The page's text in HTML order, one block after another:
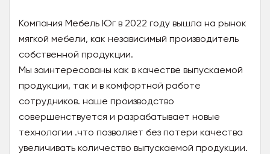
Компания Мебель Юг в 2022 году вышла на рынок
мягкой мебели, как независимый производитель
собственной продукции.
Мы заинтересованы как в качестве выпускаемой
продукции, так и в комфортной работе
сотрудников. наше производство
совершенствуется и разрабатывает новые
технологии .что позволяет без потери качества
увеличивать количество выпускаемой продукции.